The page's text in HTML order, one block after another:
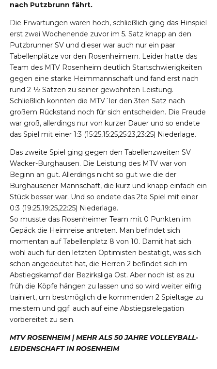
nach Putzbrunn fährt.
Die Erwartungen waren hoch, schließlich ging das Hinspiel
erst zwei Wochenende zuvor im 5. Satz knapp an den
Putzbrunner SV und dieser war auch nur ein paar
Tabellenplätze vor den Rosenheimern. Leider hatte das
Team des MTV Rosenheim deutlich Startschwierigkeiten
gegen eine starke Heimmannschaft und fand erst nach
rund 2 ½ Sätzen zu seiner gewohnten Leistung.
Schließlich konnten die MTV´ler den 3ten Satz nach
großem Rückstand noch für sich entscheiden. Die Freude
war groß, allerdings nur von kurzer Dauer und so endete
das Spiel mit einer 1:3 (15:25,15:25,25:23,23:25) Niederlage.
Das zweite Spiel ging gegen den Tabellenzweiten SV
Wacker-Burghausen. Die Leistung des MTV war von
Beginn an gut. Allerdings nicht so gut wie die der
Burghausener Mannschaft, die kurz und knapp einfach ein
Stück besser war. Und so endete das 2te Spiel mit einer
0:3 (19:25,19:25,22:25) Niederlage.
So musste das Rosenheimer Team mit 0 Punkten im
Gepäck die Heimreise antreten. Man befindet sich
momentan auf Tabellenplatz 8 von 10. Damit hat sich
wohl auch für den letzten Optimisten bestätigt, was sich
schon angedeutet hat, die Herren 2 befindet sich im
Abstiegskampf der Bezirksliga Ost. Aber noch ist es zu
früh die Köpfe hängen zu lassen und so wird weiter eifrig
trainiert, um bestmöglich die kommenden 2 Spieltage zu
meistern und ggf. auch auf eine Abstiegsrelegation
vorbereitet zu sein.
MTV ROSENHEIM | MEHR ALS 50 JAHRE VOLLEYBALL-
LEIDENSCHAFT IN ROSENHEIM